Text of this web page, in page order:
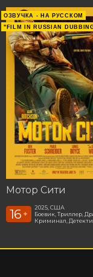
ОЗВУЧКА - НА РУССКОМ
"FILM IN RUSSIAN
Мотор Сити
16 +
2025, США
Боевик, Триллер,
Криминал,